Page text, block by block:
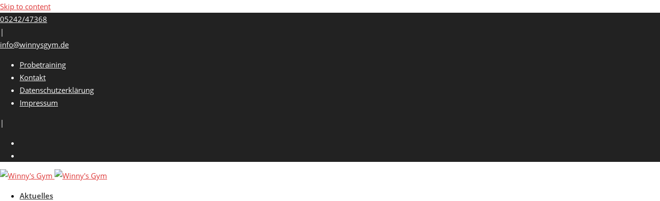
Skip to content
05242/47368
|
info@winnysgym.de
Probetraining
Kontakt
Datenschutzerklärung
Impressum
|
Aktuelles